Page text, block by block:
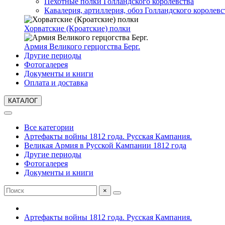
Кавалерия, артиллерия, обоз Голландского
Хорватские (Кроатские) полки
Армия Великого герцогства Берг.
Другие периоды
Фотогалерея
Документы и книги
Оплата и доставка
КАТАЛОГ
Все категории
Артефакты войны 1812 года. Русская Кампания.
Великая Армия в Русской Кампании 1812 года
Другие периоды
Фотогалерея
Документы и книги
×
Артефакты войны 1812 года. Русская Кампания.